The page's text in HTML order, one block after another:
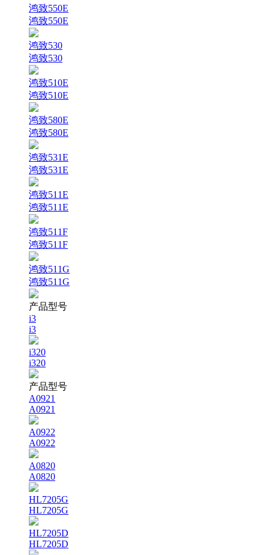
鸿致550E
鸿致550E
鸿致530
鸿致530
鸿致510E
鸿致510E
鸿致580E
鸿致580E
鸿致531E
鸿致531E
鸿致511E
鸿致511E
鸿致511F
鸿致511F
鸿致511G
鸿致511G
产品型号
i3
i3
i320
i320
产品型号
A0921
A0921
A0922
A0922
A0820
A0820
HL7205G
HL7205G
HL7205D
HL7205D